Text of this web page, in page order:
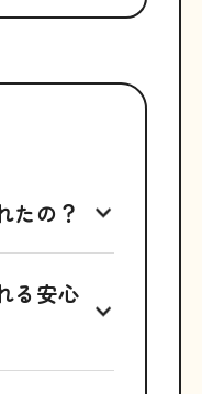
たの？
る安心